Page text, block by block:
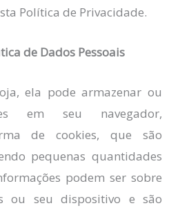
Política de Privacidade.
de Dados Pessoais
ela pode armazenar ou
em seu navegador,
de cookies, que são
pequenas quantidades
podem ser sobre
ou seu dispositivo e são